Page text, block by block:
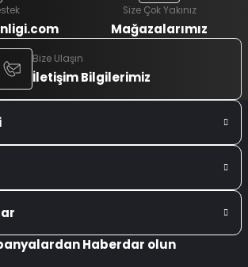
Size Çok Yakınız
Mağazalarımız
Bize Ulaşın
İletişim Bilgilerimiz
Haberdar olun